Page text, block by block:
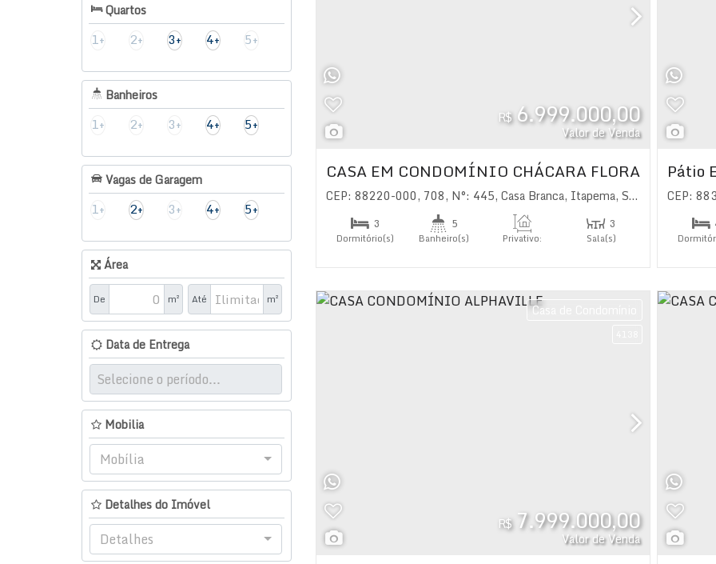
Quartos
1+ 2+ 3+ 4+ 5+
Banheiros
1+ 2+ 3+ 4+ 5+
Vagas de Garagem
1+ 2+ 3+ 4+ 5+
Área
De m² Até m²
Data de Entrega
Mobilia
Mobília
Detalhes do Imóvel
Detalhes
R$6.999.000,00
Valor de Venda
CASA EM CONDOMÍNIO CHÁCARA FLORA
CEP: 88220-000, 708, N°: 445, Casa Branca, Itapema, Santa Catarina ,
3
Dormitório(s)
5
Banheiro(s) Privativo:
3
Sala(s)
Pátio
CEP:
Casa de Condomínio
R$7.999.000,00
Valor de Venda